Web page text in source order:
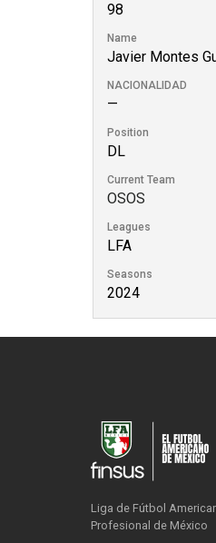
98
Name
Javier Montes
NACIONALIDAD
—
Position
DL
Current Team
OSOS
Leagues
LFA
Seasons
2024
Liga de Fútbol
Profesional de México